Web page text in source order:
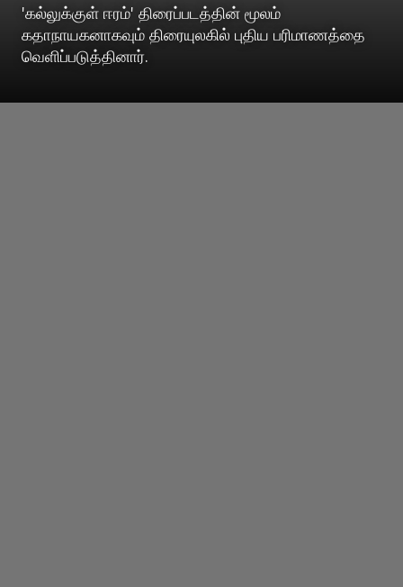
'கல்லுக்குள் ஈரம்' திரைப்படத்தின் மூலம்
கதாநாயகனாகவும் திரையுலகில் புதிய பரிமாணத்தை
வெளிப்படுத்தினார்.